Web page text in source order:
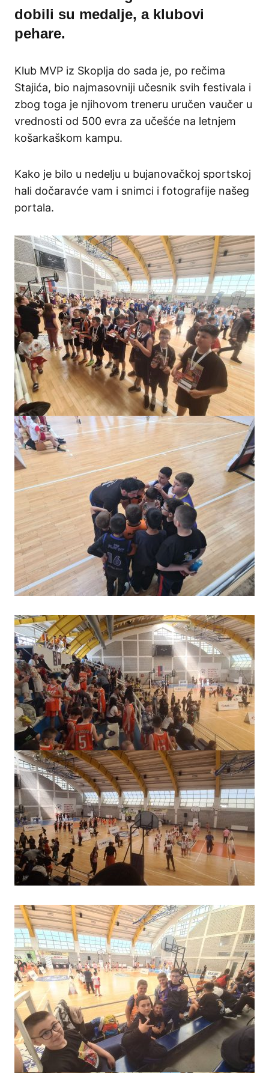
dobili su medalje, a klubovi
pehare.
Klub MVP iz Skoplja do sada je, po rečima
Stajića, bio najmasovniji učesnik svih festivala i
zbog toga je njihovom treneru uručen vaučer u
vrednosti od 500 evra za učešće na letnjem
košarkaškom kampu.
Kako je bilo u nedelju u bujanovačkoj sportskoj
hali dočaravće vam i snimci i fotografije našeg
portala.